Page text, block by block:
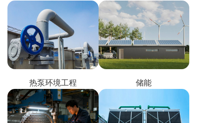
热泵环境工程 储能